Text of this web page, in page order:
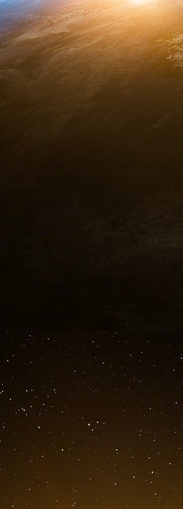
sont convoqués
sans évaluer la
qui vont s’empoisonner
atouts financier,
de l’agriculture
19 a mis en évidence le
efficace pour assurer la
pas un secteur
au sein du
digitalisation de
vers la souveraineté
bénéficient